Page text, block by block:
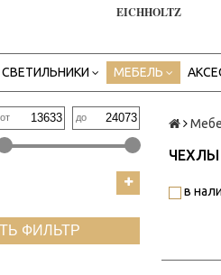
EICHHOLTZ
СВЕТИЛЬНИКИ МЕБЕЛЬ
от до
ФИЛЬТР
в